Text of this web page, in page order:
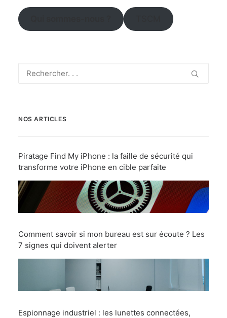
NOS ARTICLES
Piratage Find My iPhone : la faille de sécurité qui
transforme votre iPhone en cible parfaite
Comment savoir si mon bureau est sur écoute ? Les
7 signes qui doivent alerter
Espionnage industriel : les lunettes connectées,